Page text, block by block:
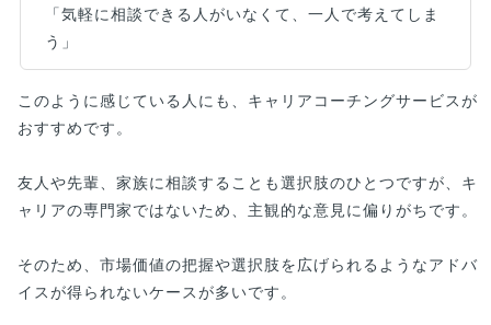
「気軽に相談できる人がいなくて、一人で考えてしま
う」
このように感じている人にも、キャリアコーチングサービスが
おすすめです。
友人や先輩、家族に相談することも選択肢のひとつですが、キ
ャリアの専門家ではないため、主観的な意見に偏りがちです。
そのため、市場価値の把握や選択肢を広げられるようなアドバ
イスが得られないケースが多いです。